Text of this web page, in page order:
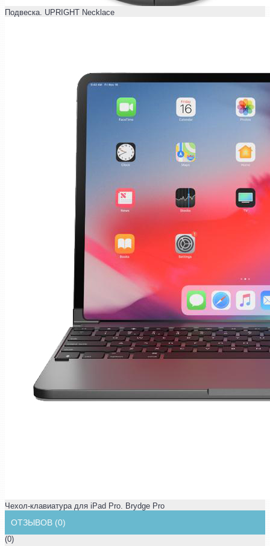
Подвеска. UPRIGHT Necklace
Чехол-клавиатура для iPad Pro. Brydge Pro
ОТЗЫВОВ (0)
(0)